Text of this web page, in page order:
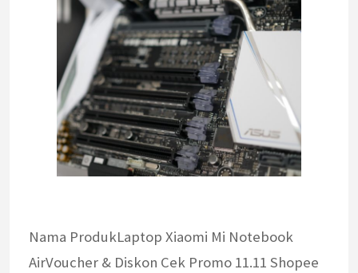
Nama ProdukLaptop Xiaomi Mi Notebook
AirVoucher & Diskon Cek Promo 11.11 Shopee